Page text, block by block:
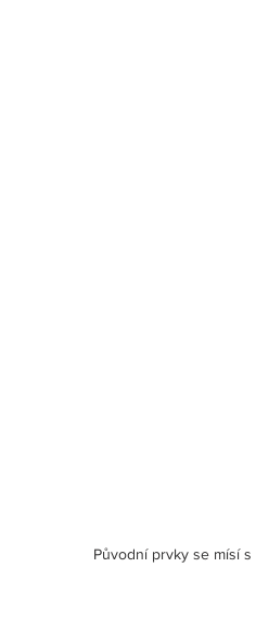
Původní prvky se mísí s